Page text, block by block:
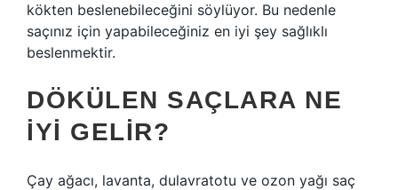
kökten beslenebileceğini söylüyor. Bu nedenle
saçınız için yapabileceğiniz en iyi şey sağlıklı
beslenmektir.
DÖKÜLEN SAÇLARA NE
IYI GELIR?
Çay ağacı, lavanta, dulavratotu ve ozon yağı saç